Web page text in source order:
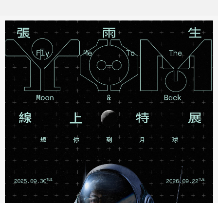
臺北流行音樂中心
隱私權保護政策
著作權及免責聲明